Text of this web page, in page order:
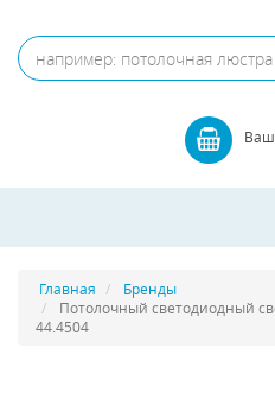
Главная
Бренды
Потолочный светодиодный
44.4504